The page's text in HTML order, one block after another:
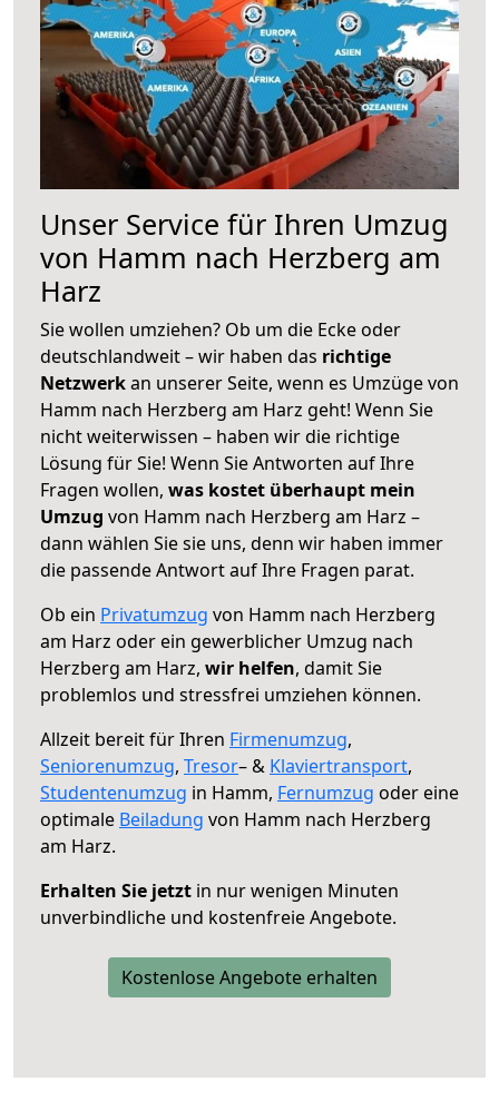
Unser Service für Ihren Umzug
von Hamm nach Herzberg am
Harz
Sie wollen umziehen? Ob um die Ecke oder
deutschlandweit – wir haben das richtige
Netzwerkan unserer Seite, wenn es Umzüge von
Hamm nach Herzberg am Harz geht! Wenn Sie
nicht weiterwissen – haben wir die richtige
Lösung für Sie! Wenn Sie Antworten auf Ihre
Fragen wollen, was kostet überhaupt mein
Umzug von Hamm nach Herzberg am Harz –
dann wählen Sie sie uns, denn wir haben immer
die passende Antwort auf Ihre Fragen parat.
Ob ein Privatumzug von Hamm nach Herzberg
am Harz oder ein gewerblicher Umzug nach
Herzberg am Harz, wir helfen, damit Sie
problemlos und stressfrei umziehen können.
Allzeit bereit für Ihren Firmenumzug,
Seniorenumzug, Tresor– & Klaviertransport,
Studentenumzug in Hamm, Fernumzug oder eine
optimale Beiladung von Hamm nach Herzberg
am Harz.
Erhalten Sie jetzt in nur wenigen Minuten
unverbindliche und kostenfreie Angebote.
Kostenlose Angebote erhalten